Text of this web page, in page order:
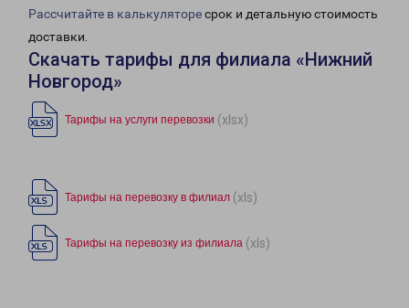
Рассчитайте в калькуляторесрок и детальную стоимость
доставки.
Скачать тарифы для филиала «Нижний
Новгород»
Тарифы на услуги перевозки (xlsx)
Тарифы на перевозку в филиал (xls)
Тарифы на перевозку из филиала (xls)